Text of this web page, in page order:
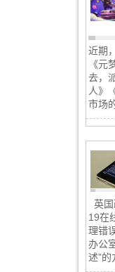
近期
《元
去，
人》
市场
英
19在
理错
办公
述”的